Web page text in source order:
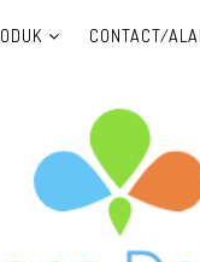
CONTACT/